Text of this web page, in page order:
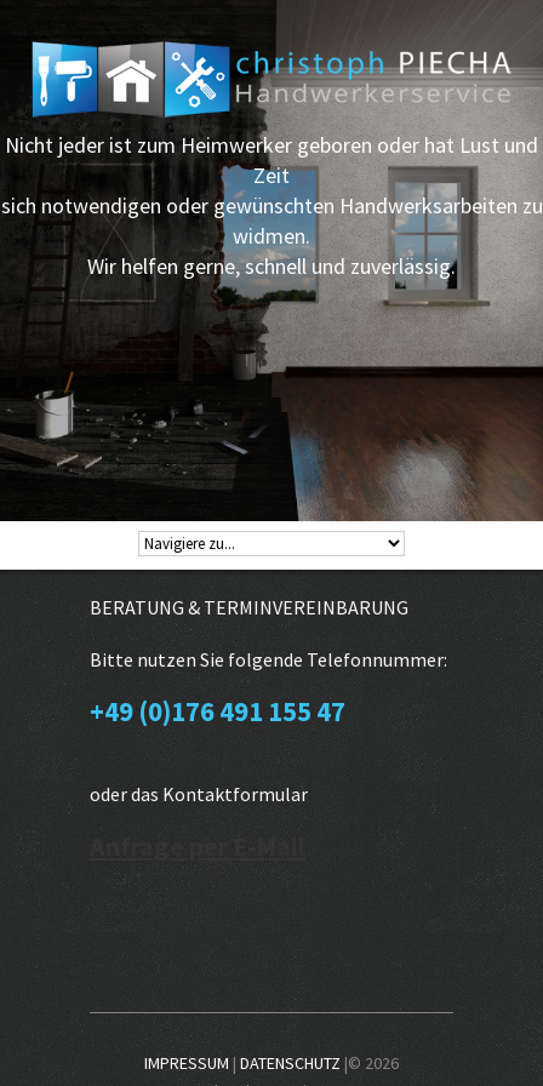
Nicht jeder ist zum Heimwerker geboren oder hat Lust und
Zeit
sich notwendigen oder gewünschten Handwerksarbeiten zu
widmen.
Wir helfen gerne, schnell und zuverlässig.
BERATUNG & TERMINVEREINBARUNG
Bitte nutzen Sie folgende Telefonnummer:
+49 (0)176 491 155 47
oder das Kontaktformular
Anfrage per E-Mail
IMPRESSUM | DATENSCHUTZ |© 2026